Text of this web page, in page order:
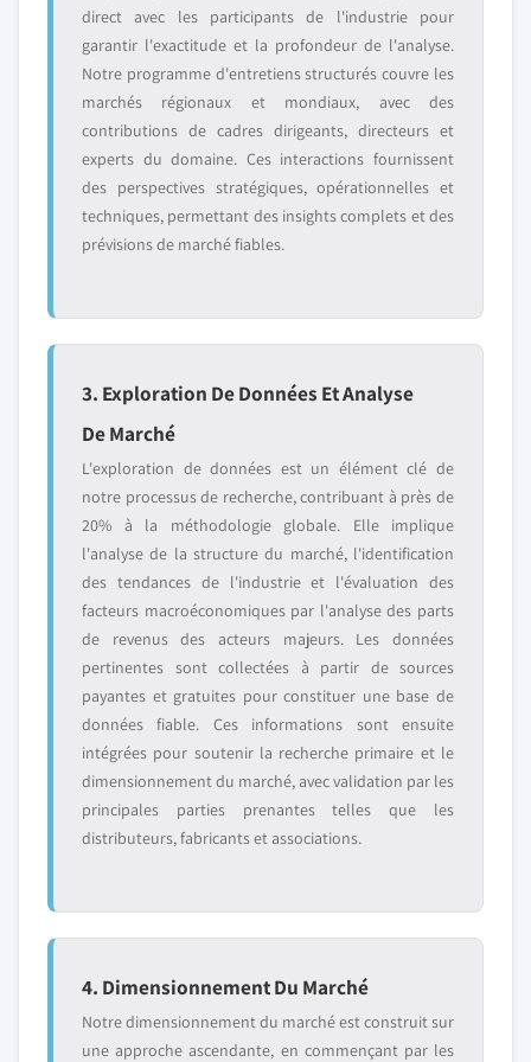
direct avec les participants de l'industrie pour
garantir l'exactitude et la profondeur de l'analyse.
Notre programme d'entretiens structurés couvre les
marchés régionaux et mondiaux, avec des
contributions de cadres dirigeants, directeurs et
experts du domaine. Ces interactions fournissent
des perspectives stratégiques, opérationnelles et
techniques, permettant des insights complets et des
prévisions de marché fiables.
3. Exploration De Données Et Analyse
De Marché
L'exploration de données est un élément clé de
notre processus de recherche, contribuant à près de
20% à la méthodologie globale. Elle implique
l'analyse de la structure du marché, l'identification
des tendances de l'industrie et l'évaluation des
facteurs macroéconomiques par l'analyse des parts
de revenus des acteurs majeurs. Les données
pertinentes sont collectées à partir de sources
payantes et gratuites pour constituer une base de
données fiable. Ces informations sont ensuite
intégrées pour soutenir la recherche primaire et le
dimensionnement du marché, avec validation par les
principales parties prenantes telles que les
distributeurs, fabricants et associations.
4. Dimensionnement Du Marché
Notre dimensionnement du marché est construit sur
une approche ascendante, en commençant par les